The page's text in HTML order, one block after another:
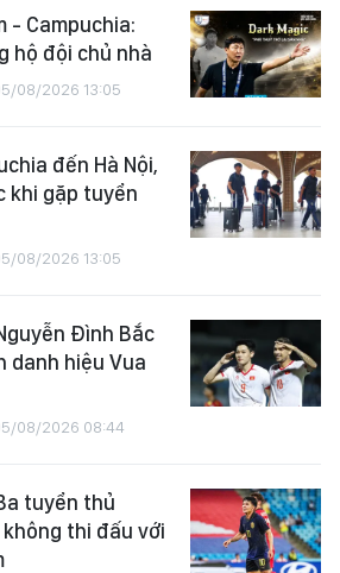
- Campuchia:
hộ đội chủ nhà
08/2026 13:05
đến Hà Nội,
khi gặp tuyển
08/2026 13:05
Đình Bắc
danh hiệu Vua
08/2026 08:44
tuyển thủ
thi đấu với